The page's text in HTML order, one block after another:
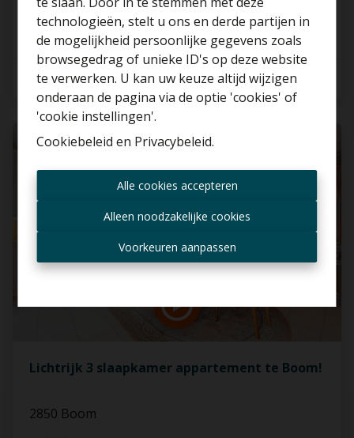
technologieën, stelt u ons en derde partijen in
de mogelijkheid persoonlijke gegevens zoals
browsegedrag of unieke ID's op deze website
te verwerken. U kan uw keuze altijd wijzigen
onderaan de pagina via de optie 'cookies' of
'cookie instellingen'.
Cookiebeleid en Privacybeleid.
Alle cookies accepteren
Alleen noodzakelijke cookies
Voorkeuren aanpassen
€ 285.000
3 1 1
VERKOCHT
Lichtrijk 3 slaapkamer appartement te Boom!
2850 Boom
Benieuwd naar de
waarde van je huis?
Gratis schatting
Altijd als eerste op de
hoogte zijn van nieuwe
aanbiedingen?
Ontvang aanbod per mail